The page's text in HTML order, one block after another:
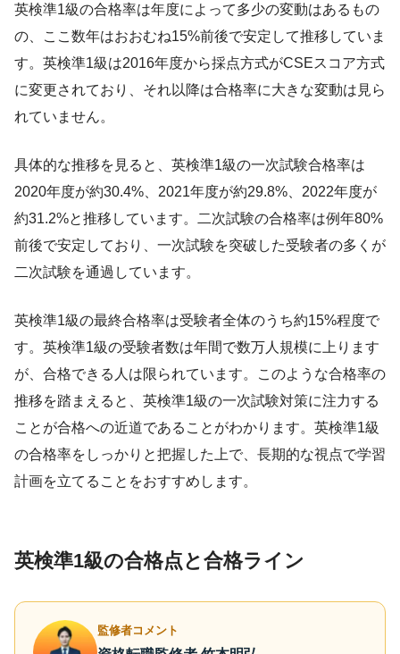
英検準1級の合格率は年度によって多少の変動はあるもの
の、ここ数年はおおむね15%前後で安定して推移していま
す。英検準1級は2016年度から採点方式がCSEスコア方式
に変更されており、それ以降は合格率に大きな変動は見ら
れていません。
具体的な推移を見ると、英検準1級の一次試験合格率は
2020年度が約30.4%、2021年度が約29.8%、2022年度が
約31.2%と推移しています。二次試験の合格率は例年80%
前後で安定しており、一次試験を突破した受験者の多くが
二次試験を通過しています。
英検準1級の最終合格率は受験者全体のうち約15%程度で
す。英検準1級の受験者数は年間で数万人規模に上ります
が、合格できる人は限られています。このような合格率の
推移を踏まえると、英検準1級の一次試験対策に注力する
ことが合格への近道であることがわかります。英検準1級
の合格率をしっかりと把握した上で、長期的な視点で学習
計画を立てることをおすすめします。
英検準1級の合格点と合格ライン
監修者コメント